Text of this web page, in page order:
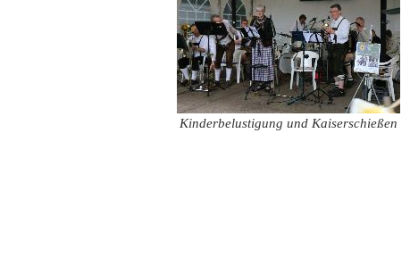
Kinderbelustigung und Kaiserschießen